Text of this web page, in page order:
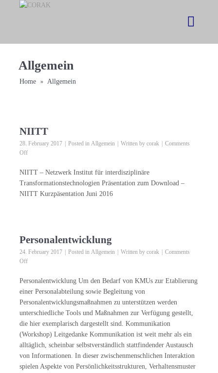
Allgemein
Home » Allgemein
NIITT
28. February 2017 Posted in Allgemein Written by corak
Comments
Offon
NIITT – Netzwerk Institut für interdisziplinäre
Transformationstechnologien Präsentation zum Download –
NIITT Kurzpäsentation Juni 2016
Personalentwicklung
24. February 2017 Posted in Allgemein Written by corak
Comments
Offon
Personalentwicklung Um den Bedarf von KMUs zur Etablierung
einer Personalabteilung sowie Begleitung von
Personalentwicklungsmaßnahmen zu unterstützen werden
unterschiedliche Tools und Maßnahmen zur Verfügung gestellt,
die hier exemplarisch dargestellt sind. Kommunikation
(Workshop) Leitgedanke Kommunikation ist weit mehr als ein
alltäglich, scheinbar selbstverständlich stattfindender Austausch
von Informationen. In dieser zwischenmenschlichen Interaktion
spielen Aspekte von Persönlichkeitsstrukturen, Verhaltensmuster